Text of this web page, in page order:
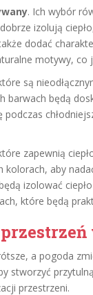
. Ich wybór
izolują
dodać
motywy, co
są
będą
zapewnią
kolorach, aby
izolować ciepło
które będą
a pogoda
stworzyć
przestrzeni.